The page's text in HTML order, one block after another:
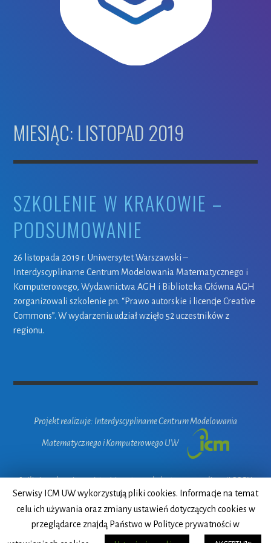
MIESIĄC: LISTOPAD 2019
SZKOLENIE W KRAKOWIE –
PODSUMOWANIE
26 listopada 2019 r. Uniwersytet Warszawski –
Interdyscyplinarne Centrum Modelowania Matematycznego i
Komputerowego, Wydawnictwa AGH i Biblioteka Główna AGH
zorganizowali szkolenie pn. “Prawo autorskie i licencje Creative
Commons”. W wydarzeniu udział wzięło 52 uczestników z
regionu.
Projekt realizuje: Interdyscyplinarne Centrum Modelowania
Matematycznego i Komputerowego UW
Jeśli nie podano inaczej, treści na stronach dostępne są na licencji CC BY
4.0. Pewne prawa zastrzeżone dla ICM UW
Serwisy ICM UW wykorzystują pliki cookies. Informacje na temat
celu ich używania oraz zmiany ustawień dotyczących cookies w
przeglądarce znajdą Państwo w Polityce prywatności w